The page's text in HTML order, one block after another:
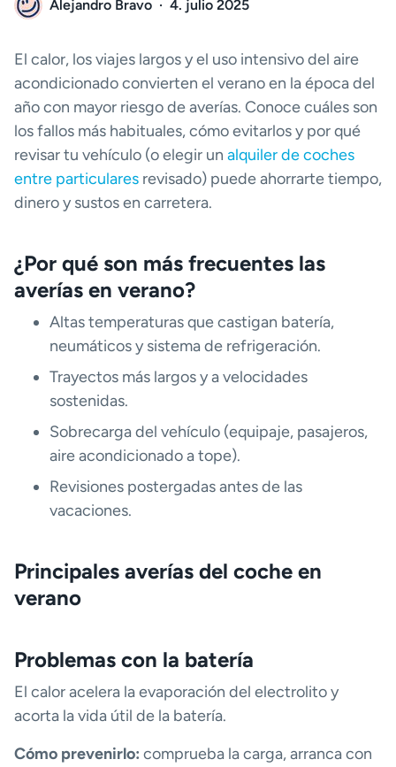
Alejandro Bravo · 4. julio 2025
El calor, los viajes largos y el uso intensivo del aire
acondicionado convierten el verano en la época del
año con mayor riesgo de averías. Conoce cuáles son
los fallos más habituales, cómo evitarlos y por qué
revisar tu vehículo (o elegir un alquiler de coches
entre particulares revisado) puede ahorrarte tiempo,
dinero y sustos en carretera.
¿Por qué son más frecuentes las
averías en verano?
Altas temperaturas que castigan batería,
neumáticos y sistema de refrigeración.
Trayectos más largos y a velocidades
sostenidas.
Sobrecarga del vehículo (equipaje, pasajeros,
aire acondicionado a tope).
Revisiones postergadas antes de las
vacaciones.
Principales averías del coche en
verano
Problemas con la batería
El calor acelera la evaporación del electrolito y
acorta la vida útil de la batería.
Cómo prevenirlo: comprueba la carga, arranca con